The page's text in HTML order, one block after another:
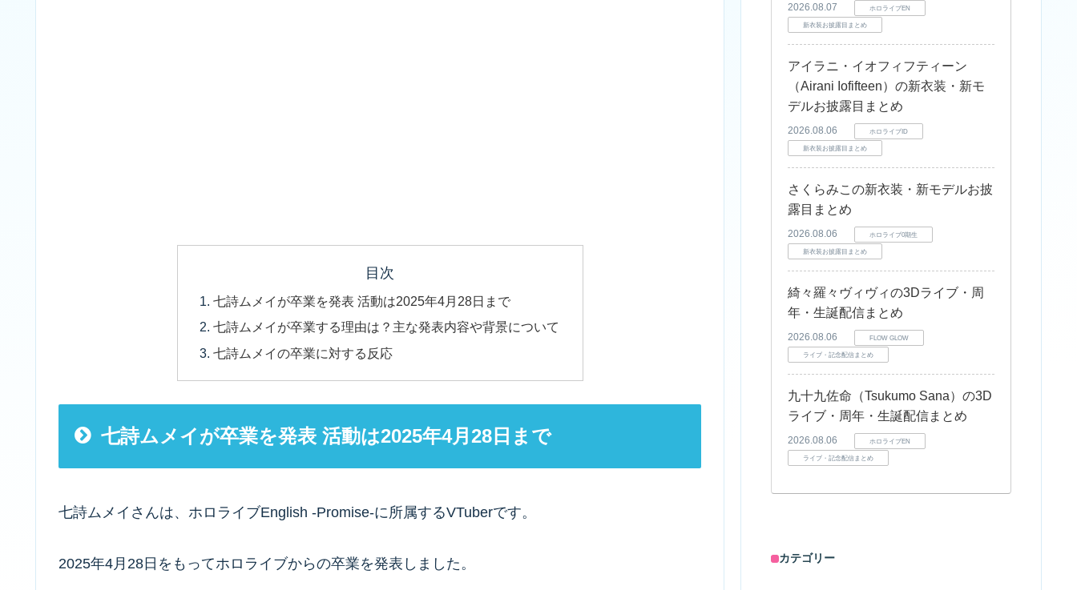
目次
七詩ムメイが卒業を発表 活動は2025年4月28日まで
七詩ムメイが卒業する理由は？主な発表内容や背景について
七詩ムメイの卒業に対する反応
七詩ムメイが卒業を発表 活動は2025年4月28日まで
七詩ムメイさんは、ホロライブEnglish -Promise-に所属するVTuberです。
2025年4月28日をもってホロライブからの卒業を発表しました。
2026.08.07 ホロライブEN
新衣装お披露目まとめ
アイラニ・イオフィフティーン
（Airani Iofifteen）の新衣装・新モ
デルお披露目まとめ
2026.08.06 ホロライブID
新衣装お披露目まとめ
さくらみこの新衣装・新モデルお披
露目まとめ
2026.08.06 ホロライブ0期生
新衣装お披露目まとめ
綺々羅々ヴィヴィの3Dライブ・周
年・生誕配信まとめ
2026.08.06 FLOW GLOW
ライブ・記念配信まとめ
九十九佐命（Tsukumo Sana）の3D
ライブ・周年・生誕配信まとめ
2026.08.06 ホロライブEN
ライブ・記念配信まとめ
カテゴリー